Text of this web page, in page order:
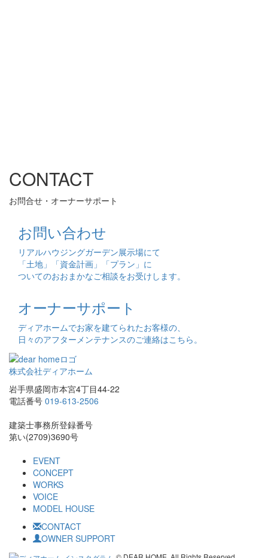
CONTACT
お問合せ・オーナーサポート
お問い合わせ
リアルハウジングガーデン展示場にて
「土地」「資金計画」「プラン」に
ついてのおおまかなご相談をお受けします。
オーナーサポート
ディアホームでお家を建てられたお客様の、
日々のアフターメンテナンスのご連絡はこちら。
株式会社ディアホーム
岩手県盛岡市本宮4丁目44-22
電話番号 019-613-2506
建築士事務所登録番号
第い(2709)3690号
EVENT
CONCEPT
WORKS
VOICE
MODEL HOUSE
CONTACT
OWNER SUPPORT